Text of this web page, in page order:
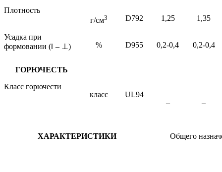
Плотность
г/см3 D792 1 ,25 1,35
Усадка при
формовании (‖ – ⊥ ) % D955 0,2-0,4 0,2-0,4
ГОРЮЧЕСТЬ
Класс горючести
класс
UL94
–
–
ХАРАКТЕРИСТИКИ Общего